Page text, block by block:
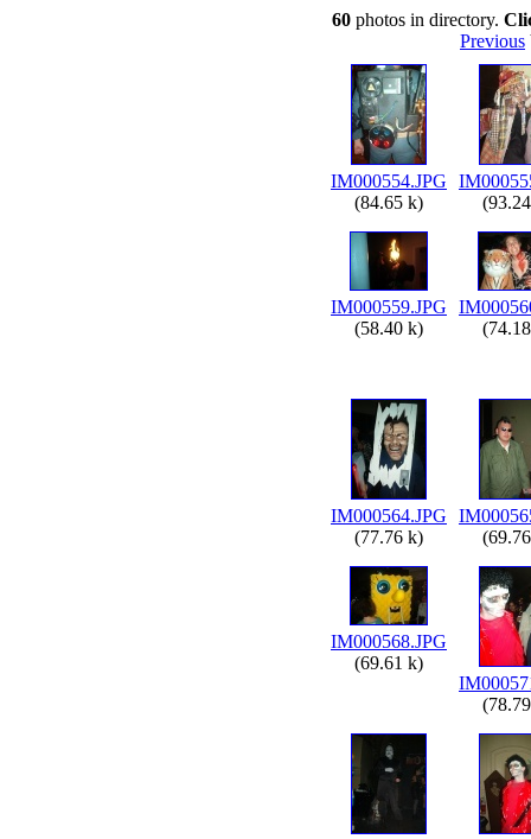
60photos in directory.
Previous
IM000554.JPG
(84.65 k)
IM000559.JPG
(58.40 k)
IM000564.JPG
(77.76 k)
IM000568.JPG
(69.61 k)